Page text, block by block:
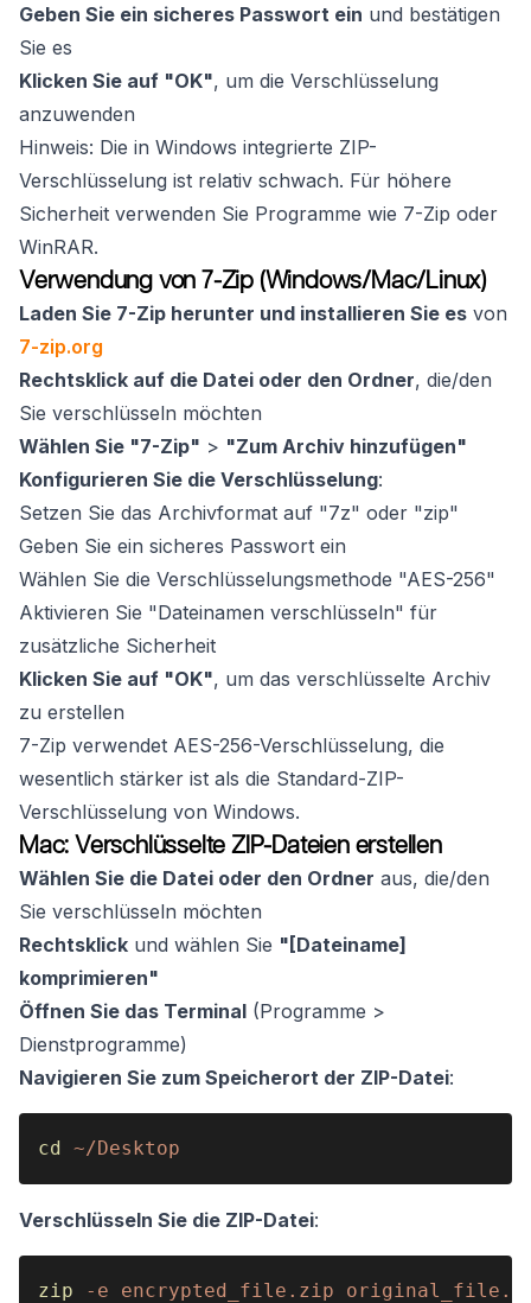
Geben Sie ein sicheres Passwort ein und bestätigen
Sie es
Klicken Sie auf "OK", um die Verschlüsselung
anzuwenden
Hinweis: Die in Windows integrierte ZIP-
Verschlüsselung ist relativ schwach. Für höhere
Sicherheit verwenden Sie Programme wie 7-Zip oder
WinRAR.
Verwendung von 7-Zip (Windows/Mac/Linux)
Laden Sie 7-Zip herunter und installieren Sie es von
7-zip.org
Rechtsklick auf die Datei oder den Ordner, die/den
Sie verschlüsseln möchten
Wählen Sie "7-Zip" > "Zum Archiv hinzufügen"
Konfigurieren Sie die Verschlüsselung:
Setzen Sie das Archivformat auf "7z" oder "zip"
Geben Sie ein sicheres Passwort ein
Wählen Sie die Verschlüsselungsmethode "AES-256"
Aktivieren Sie "Dateinamen verschlüsseln" für
zusätzliche Sicherheit
Klicken Sie auf "OK", um das verschlüsselte Archiv
zu erstellen
7-Zip verwendet AES-256-Verschlüsselung, die
wesentlich stärker ist als die Standard-ZIP-
Verschlüsselung von Windows.
Mac: Verschlüsselte ZIP-Dateien erstellen
Wählen Sie die Datei oder den Ordner aus, die/den
Sie verschlüsseln möchten
Rechtsklick und wählen Sie "[Dateiname]
komprimieren"
Öffnen Sie das Terminal (Programme >
Dienstprogramme)
Navigieren Sie zum Speicherort der ZIP-Datei:
cd ~/Desktop
Verschlüsseln Sie die ZIP-Datei:
zip -e encrypted_file.zip